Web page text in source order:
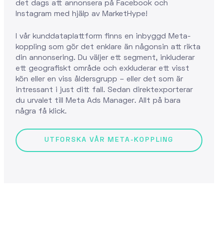
det dags att annonsera på Facebook och
Instagram med hjälp av MarketHype!
I vår kunddataplattform finns en inbyggd Meta-
koppling som gör det enklare än någonsin att rikta
din annonsering. Du väljer ett segment, inkluderar
ett geografiskt område och exkluderar ett visst
kön eller en viss åldersgrupp – eller det som är
intressant i just ditt fall. Sedan direktexporterar
du urvalet till Meta Ads Manager. Allt på bara
några få klick.